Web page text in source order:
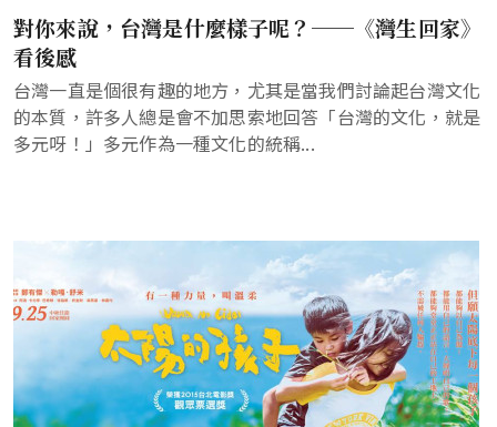
對你來說，台灣是什麼樣子呢？──《灣生回家》
看後感
台灣一直是個很有趣的地方，尤其是當我們討論起台灣文化
的本質，許多人總是會不加思索地回答「台灣的文化，就是
多元呀！」多元作為一種文化的統稱...